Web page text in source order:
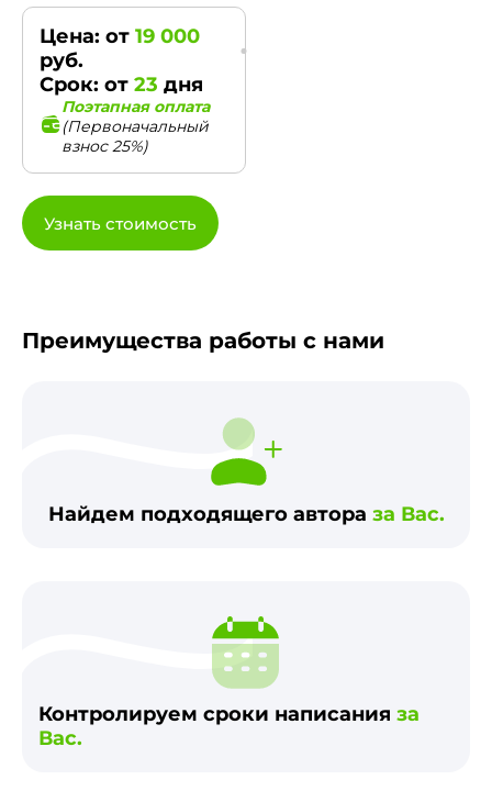
Цена: от 19 000
руб.
Срок: от 23 дня
Поэтапная оплата
(Первоначальный
взнос 25%)
Узнать стоимость
Преимущества работы с нами
Найдем подходящего автора за Вас.
Контролируем сроки написания за
Вас.